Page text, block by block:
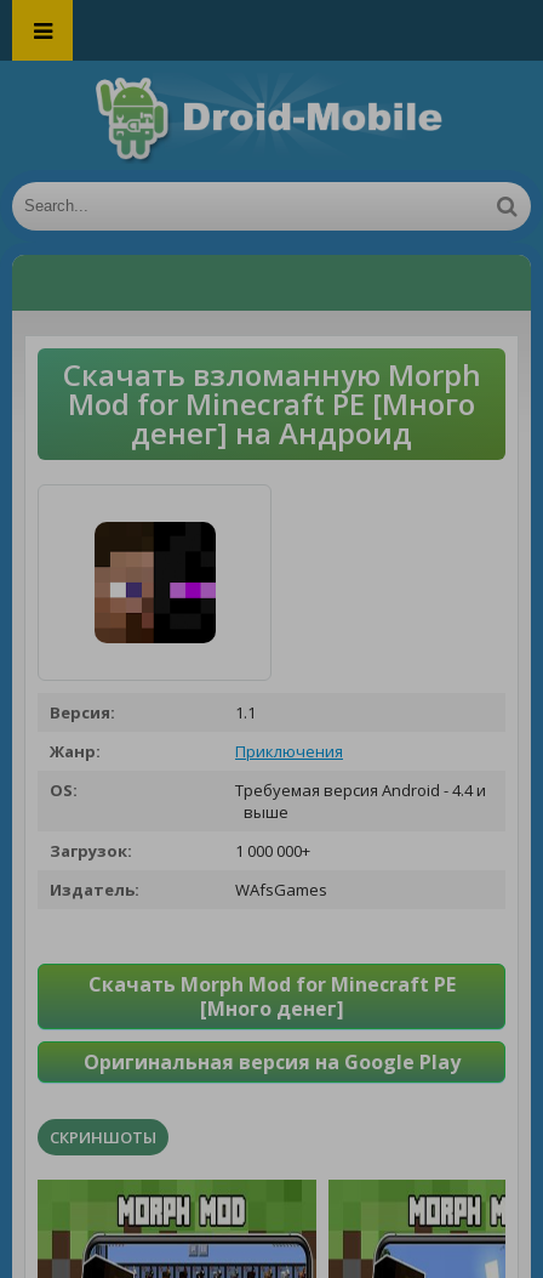
Скачать взломанную Morph
Mod for Minecraft PE [Много
денег] на Андроид
Версия:
1.1
Жанр:
Приключения
OS:
Требуемая версия Android - 4.4 и
выше
Загрузок:
1 000 000+
Издатель:
WAfsGames
Скачать Morph Mod for Minecraft PE
[Много денег]
Оригинальная версия на Google Play
СКРИНШОТЫ